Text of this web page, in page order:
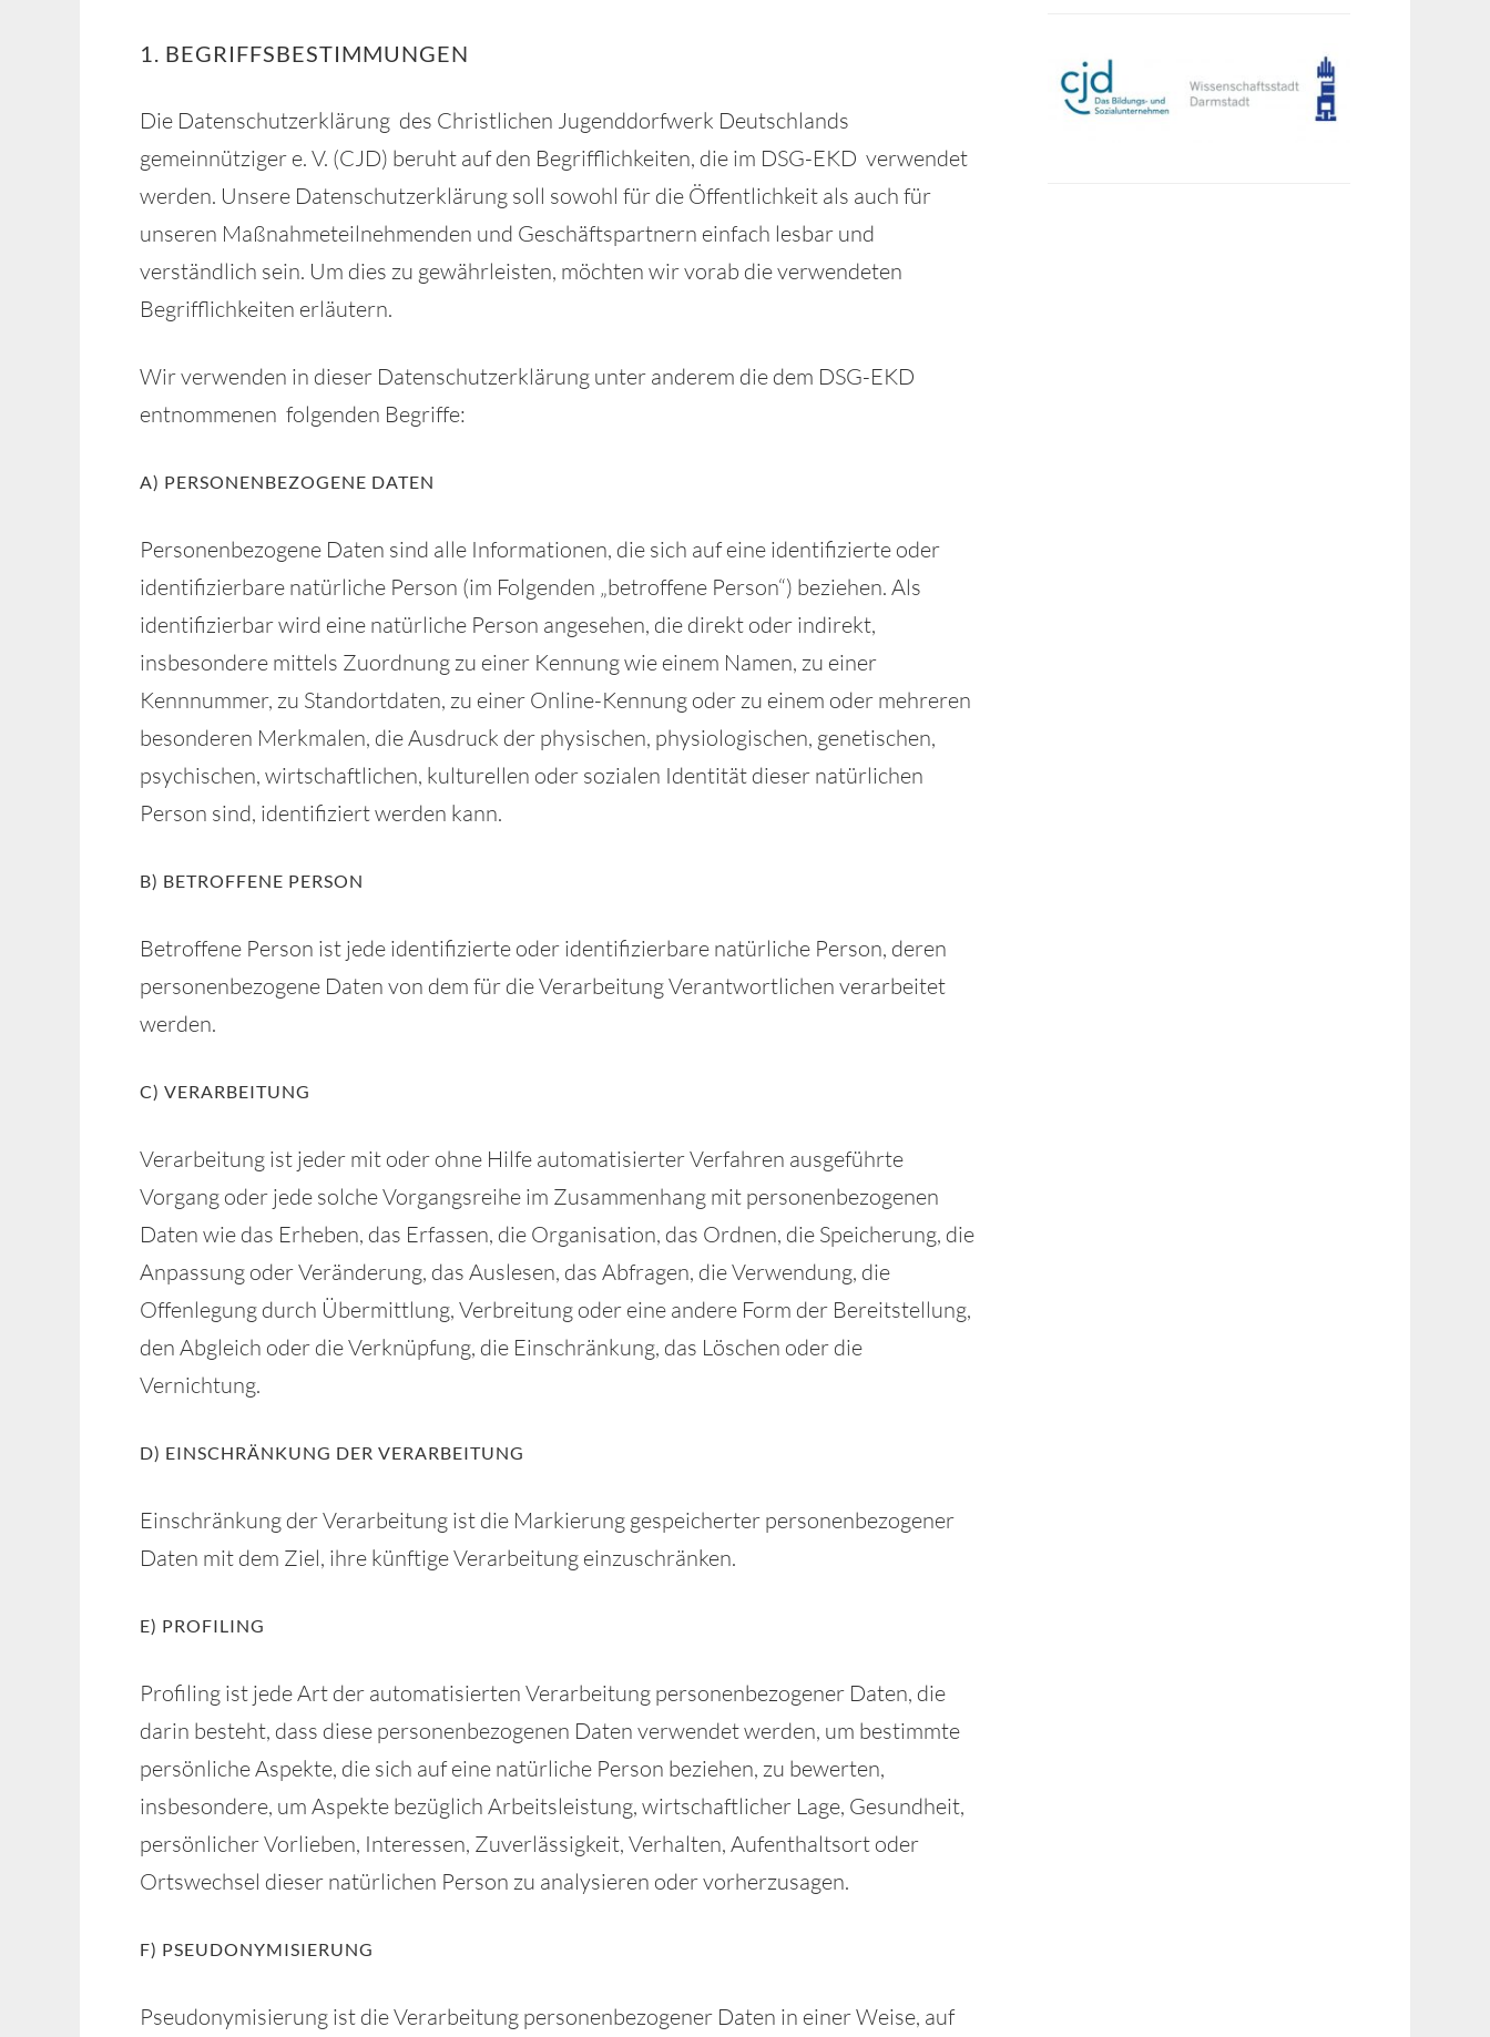
1. BEGRIFFSBESTIMMUNGEN
Die Datenschutzerklärung des Christlichen Jugenddorfwerk Deutschlands
gemeinnütziger e. V. (CJD) beruht auf den Begrifflichkeiten, die im DSG-EKD verwendet
werden. Unsere Datenschutzerklärung soll sowohl für die Öffentlichkeit als auch für
unseren Maßnahmeteilnehmenden und Geschäftspartnern einfach lesbar und
verständlich sein. Um dies zu gewährleisten, möchten wir vorab die verwendeten
Begrifflichkeiten erläutern.
Wir verwenden in dieser Datenschutzerklärung unter anderem die dem DSG-EKD
entnommenen folgenden Begriffe:
A) PERSONENBEZOGENE DATEN
Personenbezogene Daten sind alle Informationen, die sich auf eine identifizierte oder
identifizierbare natürliche Person (im Folgenden „betroffene Person“) beziehen. Als
identifizierbar wird eine natürliche Person angesehen, die direkt oder indirekt,
insbesondere mittels Zuordnung zu einer Kennung wie einem Namen, zu einer
Kennnummer, zu Standortdaten, zu einer Online-Kennung oder zu einem oder mehreren
besonderen Merkmalen, die Ausdruck der physischen, physiologischen, genetischen,
psychischen, wirtschaftlichen, kulturellen oder sozialen Identität dieser natürlichen
Person sind, identifiziert werden kann.
B) BETROFFENE PERSON
Betroffene Person ist jede identifizierte oder identifizierbare natürliche Person, deren
personenbezogene Daten von dem für die Verarbeitung Verantwortlichen verarbeitet
werden.
C) VERARBEITUNG
Verarbeitung ist jeder mit oder ohne Hilfe automatisierter Verfahren ausgeführte
Vorgang oder jede solche Vorgangsreihe im Zusammenhang mit personenbezogenen
Daten wie das Erheben, das Erfassen, die Organisation, das Ordnen, die Speicherung, die
Anpassung oder Veränderung, das Auslesen, das Abfragen, die Verwendung, die
Offenlegung durch Übermittlung, Verbreitung oder eine andere Form der Bereitstellung,
den Abgleich oder die Verknüpfung, die Einschränkung, das Löschen oder die
Vernichtung.
D) EINSCHRÄNKUNG DER VERARBEITUNG
Einschränkung der Verarbeitung ist die Markierung gespeicherter personenbezogener
Daten mit dem Ziel, ihre künftige Verarbeitung einzuschränken.
E) PROFILING
Profiling ist jede Art der automatisierten Verarbeitung personenbezogener Daten, die
darin besteht, dass diese personenbezogenen Daten verwendet werden, um bestimmte
persönliche Aspekte, die sich auf eine natürliche Person beziehen, zu bewerten,
insbesondere, um Aspekte bezüglich Arbeitsleistung, wirtschaftlicher Lage, Gesundheit,
persönlicher Vorlieben, Interessen, Zuverlässigkeit, Verhalten, Aufenthaltsort oder
Ortswechsel dieser natürlichen Person zu analysieren oder vorherzusagen.
F) PSEUDONYMISIERUNG
Pseudonymisierung ist die Verarbeitung personenbezogener Daten in einer Weise, auf